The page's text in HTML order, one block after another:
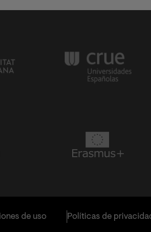
de uso Políticas de